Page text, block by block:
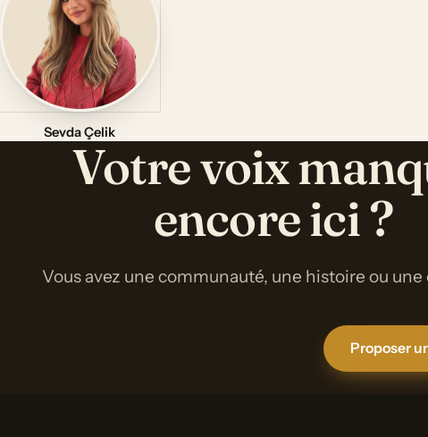
Sevda Çelik
Votre voix
encore ici ?
Vous avez une communauté, une histoire ou
Proposer